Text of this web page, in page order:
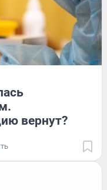
вернут?